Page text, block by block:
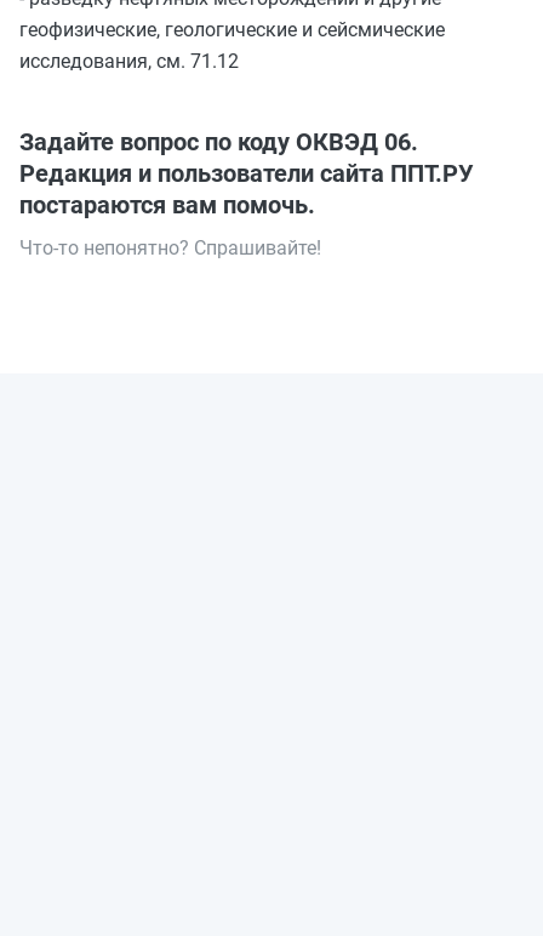
геофизические, геологические и сейсмические
исследования, см. 71.12
Задайте вопрос по коду ОКВЭД 06.
Редакция и пользователи сайта ППТ.РУ
постараются вам помочь.
Что-то непонятно? Спрашивайте!